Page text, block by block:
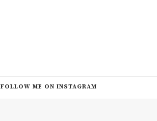
FOLLOW ME ON INSTAGRAM